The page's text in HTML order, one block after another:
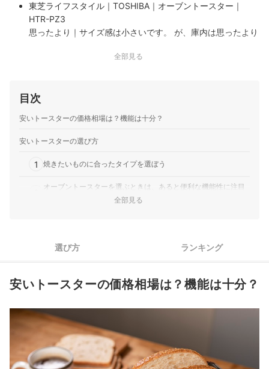
東芝ライフスタイル｜TOSHIBA｜オーブントースター｜
HTR-PZ3
思ったより｜サイズ感は小さいです。 が、庫内は思ったより
ーパー等で売っているピザがそのまんま入ります。
全部見る
目次
安いトースターの価格相場は？機能は十分？
安いトースターの選び方
1 焼きたいものに合ったタイプを選ぼう
オーブントースターを選ぶときは、あると便利な機能性に注目
おしゃれなデザインで選ぶのもあり
売れ筋の人気安いトースター全13商品を徹底比較！
オーブントースターでおいしい料理を作れるプレートに注目！
安いトースターの売れ筋ランキングもチェック！
全部見る
選び方 ランキング
安いトースターの価格相場は？機能は十分？